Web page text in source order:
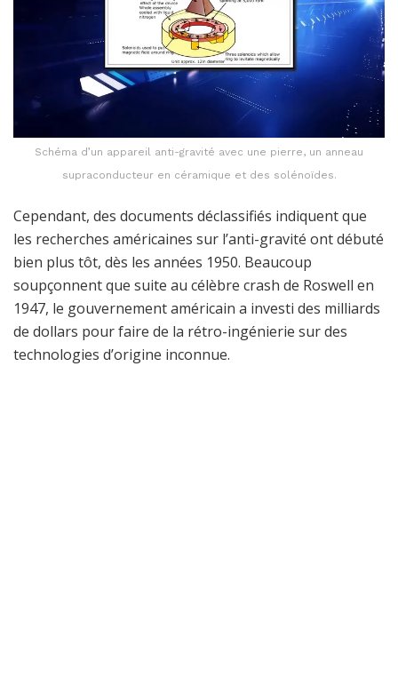
Schéma d’un appareil anti-gravité avec une pierre, un anneau
supraconducteur en céramique et des solénoïdes.
Cependant, des documents déclassifiés indiquent que
les recherches américaines sur l’anti-gravité ont débuté
bien plus tôt, dès les années 1950. Beaucoup
soupçonnent que suite au célèbre crash de Roswell en
1947, le gouvernement américain a investi des milliards
de dollars pour faire de la rétro-ingénierie sur des
technologies d’origine inconnue.